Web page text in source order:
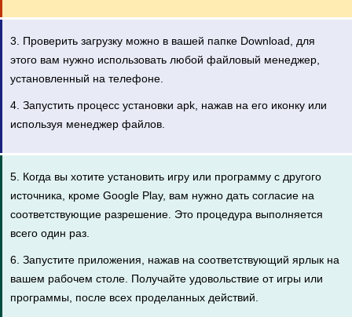
3. Проверить загрузку можно в вашей папке Download, для
этого вам нужно использовать любой файловый менеджер,
установленный на телефоне.
4. Запустить процесс установки apk, нажав на его иконку или
используя менеджер файлов.
5. Когда вы хотите установить игру или программу с другого
источника, кроме Google Play, вам нужно дать согласие на
соответствующие разрешение. Это процедура выполняется
всего один раз.
6. Запустите приложения, нажав на соответствующий ярлык на
вашем рабочем столе. Получайте удовольствие от игры или
программы, после всех проделанных действий.